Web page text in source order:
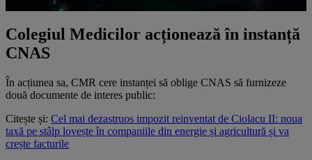
Colegiul Medicilor acționează în instanță
CNAS
În acțiunea sa, CMR cere instanței să oblige CNAS să furnizeze
două documente de interes public:
Citește și: Cel mai dezastruos impozit reinventat de Ciolacu II: noua
taxă pe stâlp lovește în companiile din energie și agricultură și va
crește facturile